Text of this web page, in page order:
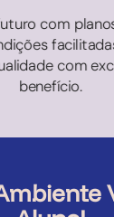
com
com
benefício.